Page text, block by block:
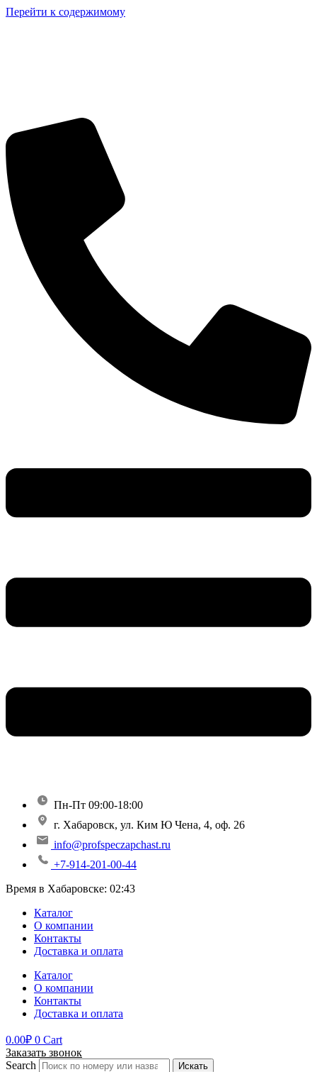
Перейти к содержимому
Пн-Пт 09:00-18:00
г. Хабаровск, ул. Ким Ю Чена, 4, оф. 26
info@profspeczapchast.ru
+7-914-201-00-44
Время в Хабаровске: 02:43
Каталог
О компании
Контакты
Доставка и оплата
Каталог
О компании
Контакты
Доставка и оплата
0.00₽ 0 Cart
Заказать звонок
Search
Искать